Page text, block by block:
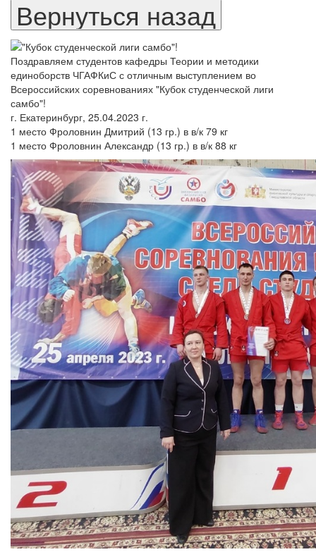
Поздравляем студентов кафедры Теории и методики
единоборств ЧГАФКиС с отличным выступлением во
Всероссийских соревнованиях "Кубок студенческой лиги
самбо"!
г. Екатеринбург, 25.04.2023 г.
1 место Фроловнин Дмитрий (13 гр.) в в/к 79 кг
1 место Фроловнин Александр (13 гр.) в в/к 88 кг